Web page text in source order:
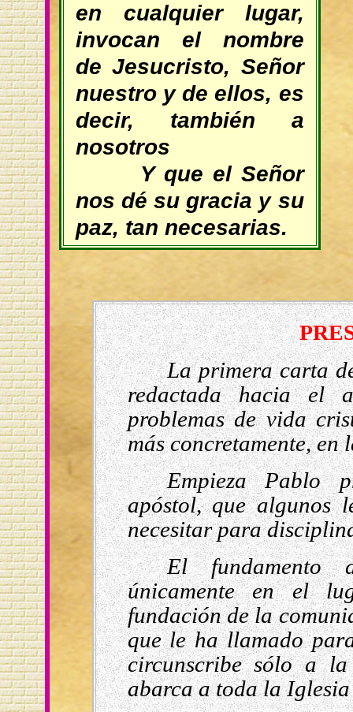
en cualquier lugar,
invocan el nombre
de Jesucristo, Señor
nuestro y de ellos, es
decir, también a
nosotros
Y que el Señor
nos dé su gracia y su
paz, tan necesarias.
La primera carta
redactada hacia el
problemas de vida
más concretamente, en
Empieza Pablo
apóstol, que algunos
necesitar para
El fundamento
únicamente en el
fundación de la
que le ha llamado
circunscribe sólo a
abarca a toda la